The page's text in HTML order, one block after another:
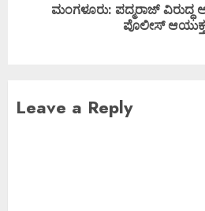
ಮಂಗಳೂರು: ಪದ್ಮರಾಜ್ ವಿರುದ್ಧ
ಪೊಲೀಸ್
Leave a Reply